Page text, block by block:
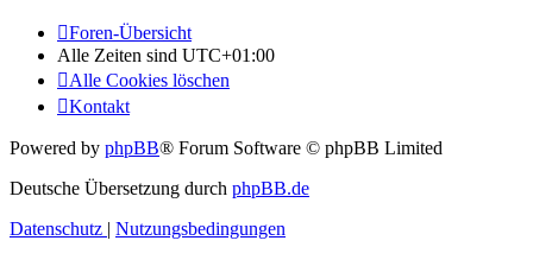
Foren-Übersicht
Alle Zeiten sind UTC+01:00
Alle Cookies löschen
Kontakt
Powered by phpBB® Forum Software © phpBB Limited
Deutsche Übersetzung durch phpBB.de
Datenschutz | Nutzungsbedingungen